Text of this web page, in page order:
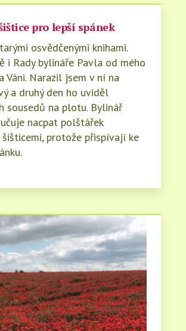
pro lepší spánek
osvědčenými knihami.
i Rady bylináře Pavla od mého
Váni. Narazil jsem v ní na
a druhý den ho uviděl
sousedů na plotu. Bylinář
nacpat polštářek
protože přispívají ke